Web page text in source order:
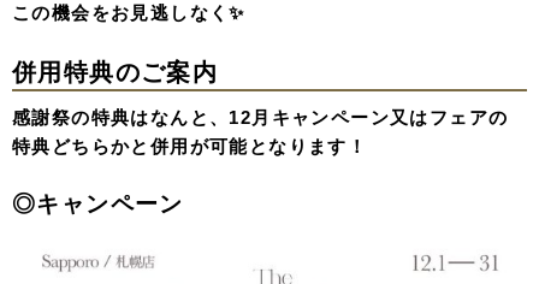
この機会をお見逃しなく✨
併用特典のご案内
感謝祭の特典はなんと、12月キャンペーン又はフェアの
特典どちらかと併用が可能となります！
◎キャンペーン